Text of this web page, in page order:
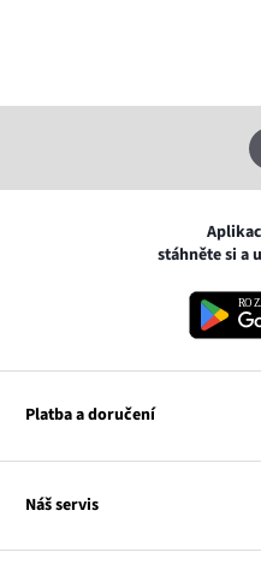
stáhněte si a
Platba a doručení
VISA
Náš servis